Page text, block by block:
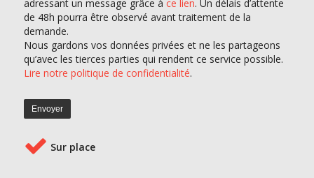
adressant un message grâce à ce lien. Un délais d’attente
de 48h pourra être observé avant traitement de la
demande.
Nous gardons vos données privées et ne les partageons
qu’avec les tierces parties qui rendent ce service possible.
Lire notre politique de confidentialité.
Sur place